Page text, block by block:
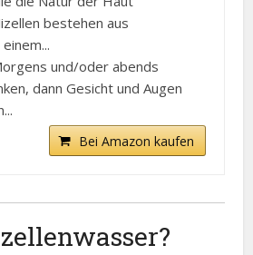
bestehen aus
und/oder abends
dann Gesicht und Augen
Bei Amazon kaufen